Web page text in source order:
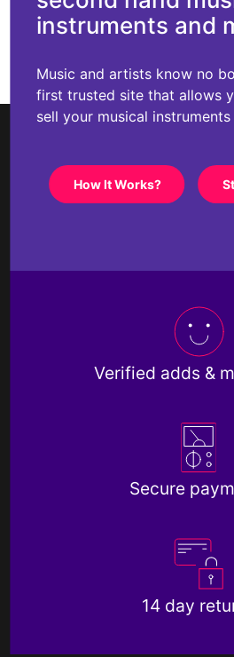
instruments and
Music and artists know no
first trusted site that allows
sell your musical instruments
How It Works?
Verified adds &
Secure
14 day